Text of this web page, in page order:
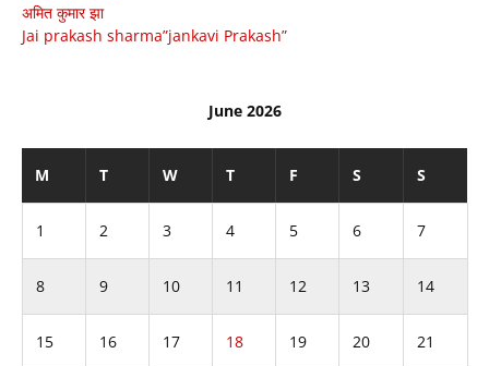
अमित कुमार झा
Jai prakash sharma”jankavi Prakash”
June 2026
M T W T F S S
1 2 3 4 5 6 7
8 9 10 11 12 13 14
15 16 17 18 19 20 21